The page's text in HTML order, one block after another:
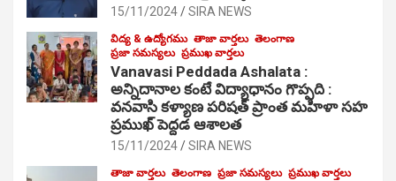
15/11/2024 SIRA NEWS
విద్య & ఉద్యోగము తాజా వార్తలు తెలంగాణ
ప్రజా సమస్యలు ప్రముఖ వార్తలు
Vanavasi Peddada Ashalata :
అన్నిదానాల కంటే విద్యాధానం గొప్పది :
వనవాసి కళ్యాణ పరిషత్ ప్రాంత మహిళా సహ
ప్రముఖ్ పెద్దడ ఆశాలత
15/11/2024 SIRA NEWS
తాజా వార్తలు తెలంగాణ ప్రజా సమస్యలు ప్రముఖ వార్తలు